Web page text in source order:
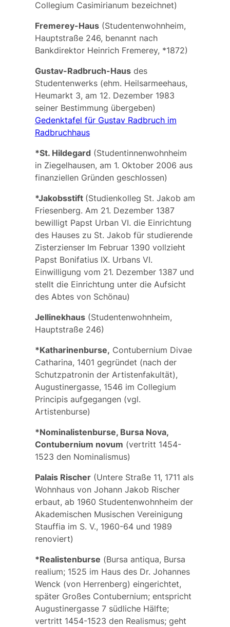
Collegium Casimirianum bezeichnet)
Fremerey-Haus(Studentenwohnheim,
Hauptstraße 246, benannt nach
Bankdirektor Heinrich Fremerey, *1872)
Gustav-Radbruch-Hausdes
Studentenwerks (ehm. Heilsarmeehaus,
Heumarkt 3, am 12. Dezember 1983
seiner Bestimmung übergeben)
Gedenktafel für Gustav Radbruch im
Radbruchhaus
*St. Hildegard(Studentinnenwohnheim
in Ziegelhausen, am 1. Oktober 2006 aus
finanziellen Gründen geschlossen)
*Jakobsstift (Studienkolleg St. Jakob am
Friesenberg. Am 21. Dezember 1387
bewilligt Papst Urban VI. die Einrichtung
des Hauses zu St. Jakob für studierende
Zisterzienser Im Februar 1390 vollzieht
Papst Bonifatius IX. Urbans VI.
Einwilligung vom 21. Dezember 1387 und
stellt die Einrichtung unter die Aufsicht
des Abtes von Schönau)
Jellinekhaus(Studentenwohnheim,
Hauptstraße 246)
*Katharinenburse, Contubernium Divae
Catharina, 1401 gegründet (nach der
Schutzpatronin der Artistenfakultät),
Augustinergasse, 1546 im Collegium
Principisaufgegangen (vgl.
Artistenburse)
*Nominalistenburse, Bursa Nova,
Contubernium novum (vertritt 1454-
1523 den Nominalismus)
Palais Rischer(Untere Straße 11, 1711 als
Wohnhaus von Johann Jakob Rischer
erbaut, ab 1960 Studentenwohnheim der
Akademischen Musischen Vereinigung
Stauffia im S. V., 1960-64 und 1989
renoviert)
*Realistenburse (Bursa antiqua, Bursa
realium; 1525 im Haus des Dr. Johannes
Wenck (von Herrenberg) eingerichtet,
später Großes Contubernium; entspricht
Augustinergasse 7 südliche Hälfte;
vertritt 1454-1523 den Realismus; geht